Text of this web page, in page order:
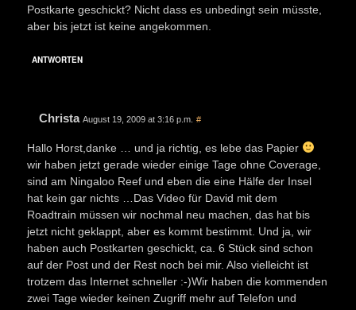
Postkarte geschickt? Nicht dass es unbedingt sein müsste,
aber bis jetzt ist keine angekommen.
ANTWORTEN
Christa August 19, 2009 at 3:16 p.m. #
Hallo Horst,danke … und ja richtig, es lebe das Papier
wir haben jetzt gerade wieder einige Tage ohne Coverage,
sind am Ningaloo Reef und eben die eine Hälfe der Insel
hat kein gar nichts …Das Video für David mit dem
Roadtrain müssen wir nochmal neu machen, das hat bis
jetzt nicht geklappt, aber es kommt bestimmt. Und ja, wir
haben auch Postkarten geschickt, ca. 6 Stück sind schon
auf der Post und der Rest noch bei mir. Also vielleicht ist
trotzem das Internet schneller :-)Wir haben die kommenden
zwei Tage wieder keinen Zugriff mehr auf Telefon und